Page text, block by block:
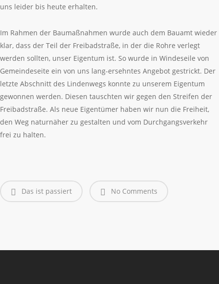
uns leider bis heute erhalten.
Im Rahmen der Baumaßnahmen wurde auch dem Bauamt wieder
klar, dass der Teil der Freibadstraße, in der die Rohre verlegt
werden sollten, unser Eigentum ist. So wurde in Windeseile von
Gemeindeseite ein von uns lang-ersehntes Angebot gestrickt. Der
letzte Abschnitt des Lindenwegs konnte zu unserem Eigentum
gewonnen werden. Diesen tauschten wir gegen den Streifen der
Freibadstraße. Als neue Eigentümer haben wir nun die Freiheit,
den Weg naturnäher zu gestalten und vom Durchgangsverkehr
frei zu halten.
Das ist passiert No Comments